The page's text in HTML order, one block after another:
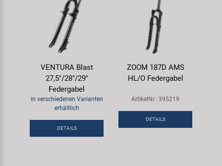
VENTURA Blast
27,5"/28"/29"
Federgabel
in verschiedenen Varianten
erhältlich
DETAILS
ZOOM 187D AMS
HL/O Federgabel
ArtikelNr.: 395219
DETAILS